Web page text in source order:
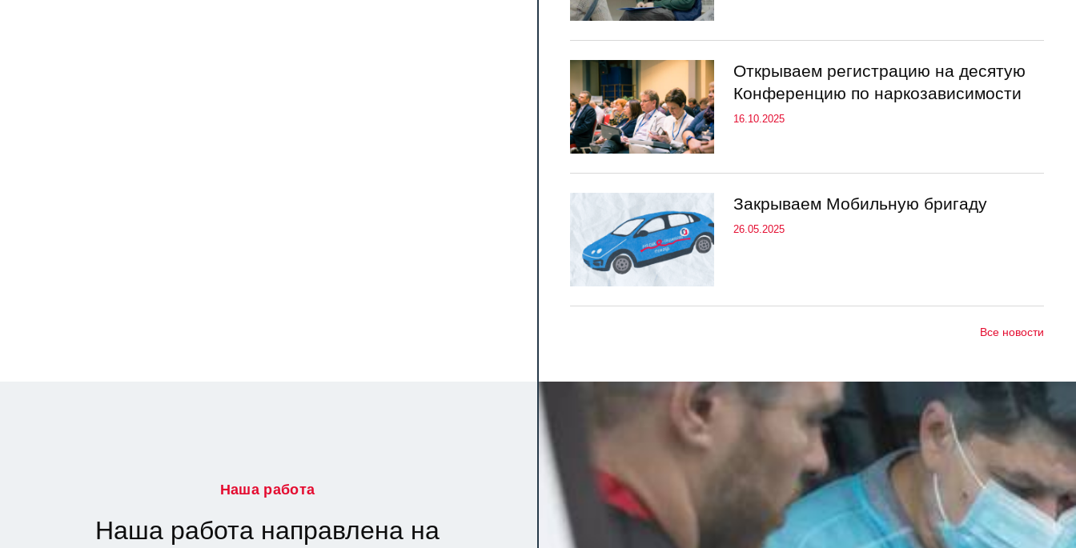
Открываем регистрацию на десятую
Конференцию по наркозависимости
16.10.2025
Закрываем Мобильную бригаду
26.05.2025
Все новости
Наша работа
Наша работа направлена на